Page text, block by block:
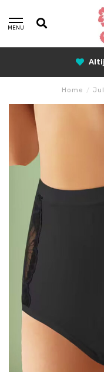
MENU
Home /